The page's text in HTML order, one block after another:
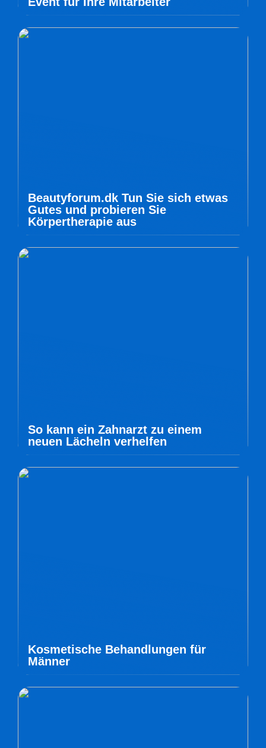
Beautyforum.dk Tun Sie sich etwas
Gutes und probieren Sie
Körpertherapie aus
So kann ein Zahnarzt zu einem
neuen Lächeln verhelfen
Kosmetische Behandlungen für
Männer